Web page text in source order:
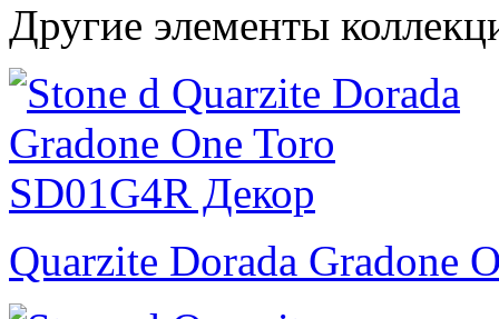
Другие элементы
Quarzite Dorada Gradone